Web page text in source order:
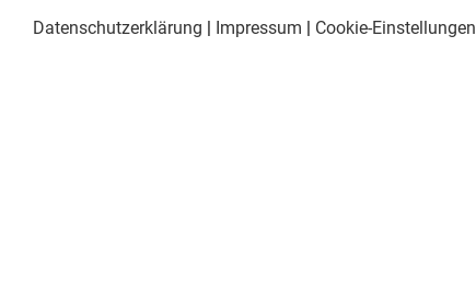
Datenschutzerklärung | Impressum | Cookie-Einstellungen